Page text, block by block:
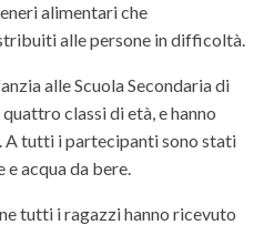
alimentari che
alle persone in difficoltà.
alle Scuola Secondaria di
classi di età, e hanno
A tutti i partecipanti sono stati
e acqua da bere.
tutti i ragazzi hanno ricevuto